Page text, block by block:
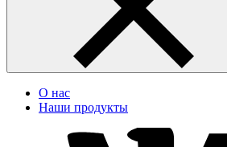
О нас
Наши продукты